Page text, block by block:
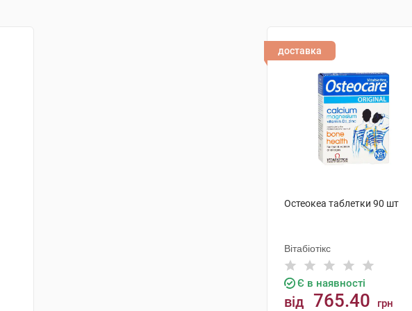
доставка
Остеокеа таблетки 90 шт
Вітабіотікс
Є в наявності
від 765.40 грн